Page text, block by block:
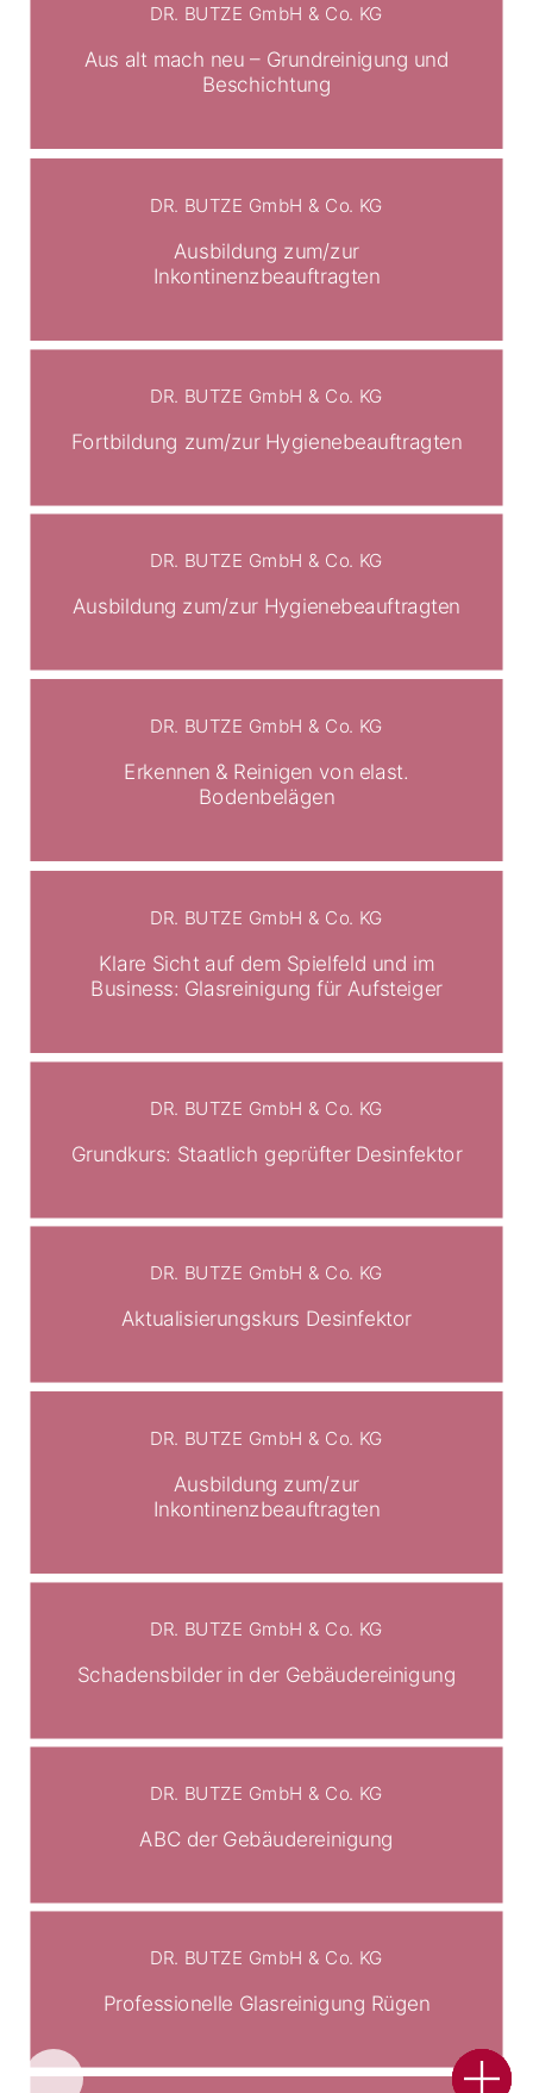
DR. BUTZE GmbH & Co. KG
Aus alt mach neu – Grundreinigung und
Beschichtung
DR. BUTZE GmbH & Co. KG
Ausbildung zum/zur
Inkontinenzbeauftragten
DR. BUTZE GmbH & Co. KG
Fortbildung zum/zur Hygienebeauftragten
DR. BUTZE GmbH & Co. KG
Ausbildung zum/zur Hygienebeauftragten
DR. BUTZE GmbH & Co. KG
Erkennen & Reinigen von elast.
Bodenbelägen
DR. BUTZE GmbH & Co. KG
Klare Sicht auf dem Spielfeld und im
Business: Glasreinigung für Aufsteiger
DR. BUTZE GmbH & Co. KG
Grundkurs: Staatlich geprüfter Desinfektor
DR. BUTZE GmbH & Co. KG
Aktualisierungskurs Desinfektor
DR. BUTZE GmbH & Co. KG
Ausbildung zum/zur
Inkontinenzbeauftragten
DR. BUTZE GmbH & Co. KG
Schadensbilder in der Gebäudereinigung
DR. BUTZE GmbH & Co. KG
ABC der Gebäudereinigung
DR. BUTZE GmbH & Co. KG
Professionelle Glasreinigung Rügen